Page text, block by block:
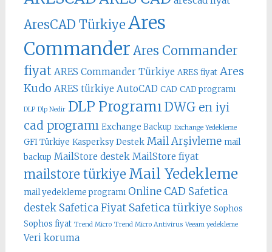
AresCAD Türkiye Ares
Commander Ares Commander
fiyat ARES Commander Türkiye ARES fiyat Ares
Kudo ARES türkiye AutoCAD CAD CAD programı
DLP Dlp Nedir DLP Programı DWG en iyi
cad programı Exchange Backup Exchange Yedekleme
GFI Türkiye Kasperksy Destek Mail Arşivleme mail
backup MailStore destek MailStore fiyat
mailstore türkiye Mail Yedekleme
mail yedekleme programı Online CAD Safetica
destek Safetica Fiyat Safetica türkiye Sophos
Sophos fiyat Trend Micro Trend Micro Antivirus Veeam yedekleme
Veri koruma